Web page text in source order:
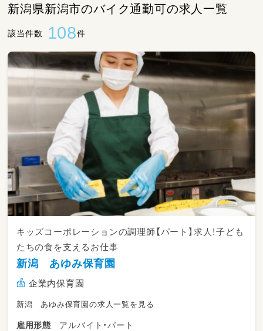
新潟県新潟市のバイク通勤可の求人一覧
該当件数 108件
キッズコーポレーションの調理師【パート】求人！子ども
たちの食を支えるお仕事
新潟 あゆみ保育園
企業内保育園
新潟 あゆみ保育園の求人一覧を見る
雇用形態
アルバイト・パート